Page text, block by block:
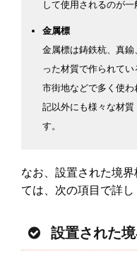
して使用されるのが一
金属標
金属標は鋳鉄杭、真
った材質で作られてい
市街地などで多く使
記以外にも様々な材質
す。
なお、設置された境
ては、次の項目で詳し
設置された